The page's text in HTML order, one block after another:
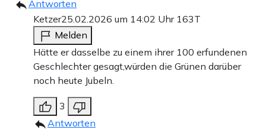
Antworten
Ketzer25.02.2026 um 14:02 Uhr 163T
Melden
Hätte er dasselbe zu einem ihrer 100 erfundenen
Geschlechter gesagt,würden die Grünen darüber
noch heute Jubeln.
3
Antworten